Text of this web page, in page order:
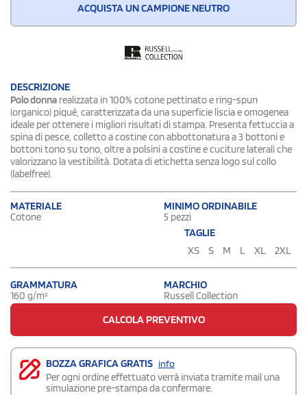
ACQUISTA UN CAMPIONE NEUTRO
DESCRIZIONE
Polo donna realizzata in 100% cotone pettinato e ring-spun
(organico) piqué, caratterizzata da una superficie liscia e omogenea
ideale per ottenere i migliori risultati di stampa. Presenta fettuccia a
spina di pesce, colletto a costine con abbottonatura a 3 bottoni e
bottoni tono su tono, oltre a polsini a costine e cuciture laterali che
valorizzano la vestibilità. Dotata di etichetta senza logo sul collo
(labelfree).
MATERIALE
Cotone
MINIMO ORDINABILE
5 pezzi
TAGLIE
XS
S M L XL 2XL
GRAMMATURA
160 g/m²
MARCHIO
Russell Collection
CALCOLA PREVENTIVO
BOZZA GRAFICA GRATIS info
Per ogni ordine effettuato verrà inviata tramite mail una
simulazione pre-stampa da confermare.